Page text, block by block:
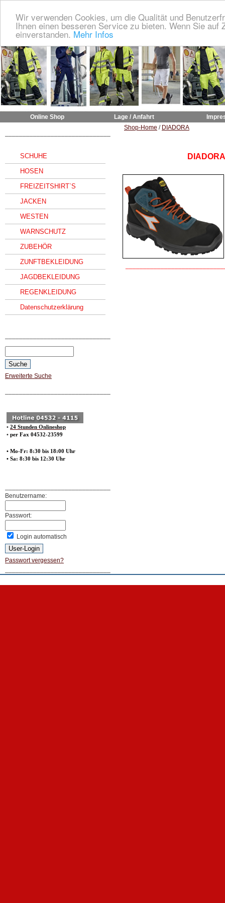
Wir verwenden Cookies, um die Qualität und
Ihnen einen besseren Service zu bieten. Wenn Sie
einverstanden. Mehr Infos
Online Shop Lage / Anfahrt
SCHUHE
HOSEN
FREIZEITSHIRT`S
JACKEN
WESTEN
WARNSCHUTZ
ZUBEHÖR
ZUNFTBEKLEIDUNG
JAGDBEKLEIDUNG
REGENKLEIDUNG
Datenschutzerklärung
Erweiterte Suche
• 24 Stunden Onlineshop
• per Fax 04532-23599
• Mo-Fr: 8:30 bis 18:00 Uhr
• Sa: 8:30 bis 12:30 Uhr
Benutzername:
Passwort:
Login automatisch
Passwort vergessen?
Shop-Home / DIADORA